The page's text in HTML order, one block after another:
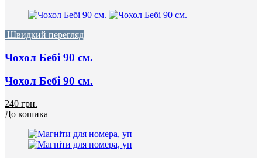
Швидкий перегляд
Чохол Бебі 90 cм.
Чохол Бебі 90 cм.
240 грн.
До кошика